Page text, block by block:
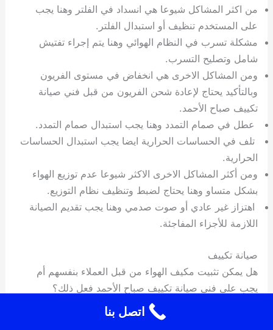
من اكثر المشاكل شيوعا هي انسداد في الفلتر وهنا يجب
على المستخدم تنظيف أو استبدال الفلتر.
مشكلة تسرب في النظام الهوائي وهنا يتم إجراء تفتيش
شامل وتصليح التسرب.
ومن المشاكل الاخرى هي انخفاض في مستوى الفريون
وبالتأكيد يحتاج لإعادة شحن الفريون من قبل فني صيانة
تكييف صباح الأحمد.
عطل في صمام التمدد وهنا يجب استبدال صمام التمدد.
تلف في الحساسات الحرارية ايضا يجب استبدال الحساسات
الحرارية.
ومن أكثر المشاكل الاخرى الاكثر شيوعا عدم توزيع الهواء
بشكل متساو وهنا يحتاج لضبط وتنظيف نظام التوزيع.
اهتزاز غير عادي أو صوت صدمي وهنا يجب تقديم الصيانة
اللازمة للأجزاء المفاجئة.
صيانة تكييف
هل يمكن تثبيت مكيف الهواء من قبل العملاء بنفسهم أم
يجب على فني صيانة تكييف صباح الأحمد فعل ذلك؟
يمكن تثبيت مكيف الهواء بنفسك إذا كان لديك المهارات
اتصل بنا